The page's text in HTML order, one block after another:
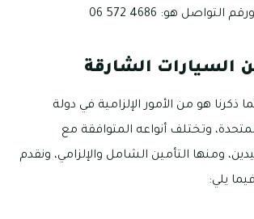
هو: 4686 572 06
السيارات الشارقة
ذكرنا هو من الأمور الإلزامية في دولة
وتختلف أنواعه المتوافقة مع
ومنها التأمين الشامل والإلزامي، ونقدم
يلي: